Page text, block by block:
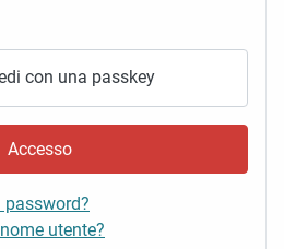
con una passkey
Accesso
utente?